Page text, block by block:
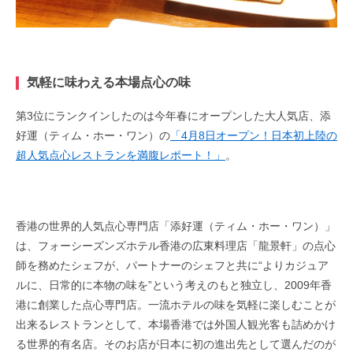
気軽に味わえる本場点心の味
第3位にランクインしたのは今年春にオープンした大人気店、添
好運（ティム・ホー・ワン）の 「4月8日オープン！日本初上陸の
超人気点心レストランを満腹レポート！」
。
香港の世界的人気点心専門店「添好運（ティム・ホー・ワン）」
は、フォーシーズンズホテル香港の広東料理店「龍景軒」の点心
師を務めたシェフが、パートナーのシェフと共に“よりカジュア
ルに、日常的に本物の味を”という考えのもと独立し、2009年香
港に創業した点心専門店。一流ホテルの味を気軽に楽しむことが
出来るレストランとして、本場香港では外国人観光客も詰めかけ
る世界的有名店。そのお店が日本に初の進出先として選んだのが